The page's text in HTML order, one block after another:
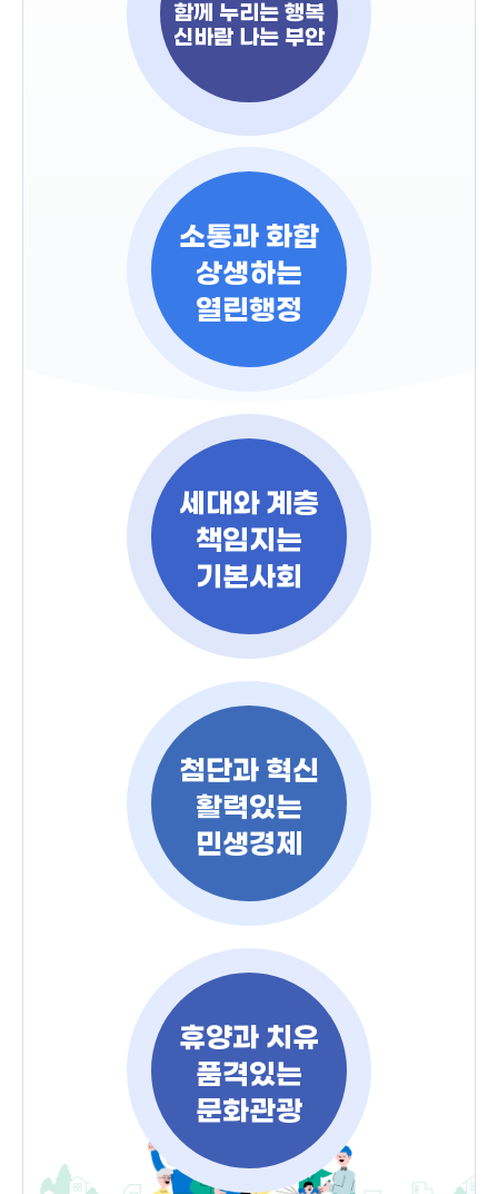
함께 누리는 행복
신바람 나는 부안
소통과 화합
상생하는
열린행정
세대와 계층
책임지는
기본사회
첨단과 혁신
활력있는
민생경제
휴양과 치유
품격있는
문화관광